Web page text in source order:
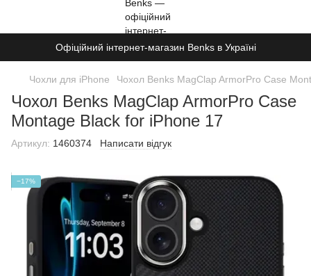
Офіційний інтернет-магазин Benks в Україні
Чохли для iPhone Чохол Benks MagClap ArmorPro Case
Чохол Benks MagClap ArmorPro Case
Montage Black for iPhone 17
Артикул: 1460374 Написати відгук
−17%